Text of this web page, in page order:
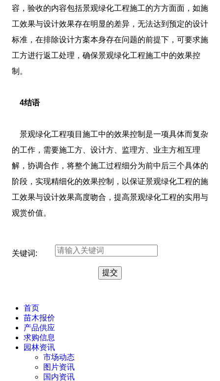
容，验收的内容包括景观绿化工程施工的方方面面，如施
工效果与设计效果存在明显的差异，无法达到预定的设计
标准，在排除设计方案本身存在问题的前提下，可要求施
工方进行返工处理，确保景观绿化工程施工中的效果控
制。
4结语
景观绿化工程项目施工中的效果控制是一项具体而复杂
的工作，需要施工方、设计方、监理方、业主方相互理
解，协调合作，将整个施工过程细分为前中后三个具体的
阶段，实现精细化的效果控制，以保证景观绿化工程的施
工效果与设计效果高度吻合，提高景观绿化工程的实用与
观赏价值。
关键词:
首页
苗木报价
产品供应
求购信息
园林资讯
市场动态
图片资讯
国内资讯